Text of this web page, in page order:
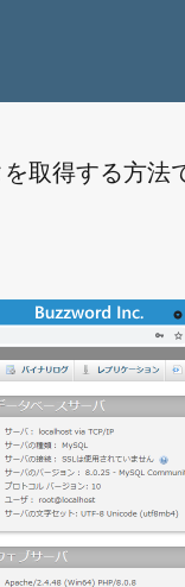
取得する方